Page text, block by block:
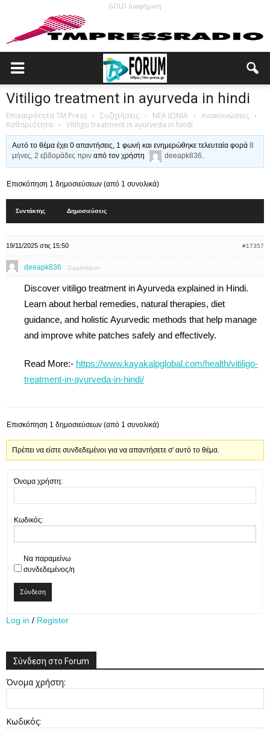
GOLD Διαφήμιση
Vitiligo treatment in ayurveda in hindi
Επικαιρότητα TM Press › Συζητήσεις › ΝΕΑ ΙΩΝΙΑ › Ανακοινώσεις ›
Καθαριότητα › Vitiligo treatment in ayurveda in hindi
Αυτό το θέμα έχει 0 απαντήσεις, 1 φωνή και ενημερώθηκε τελευταία φορά8
μήνες, 2 εβδομάδες πριν από τον χρήστη deeapk836.
Επισκόπηση 1 δημοσιεύσεων (από 1 συνολικά)
Συντάκτης Δημοσιεύσεις
19/11/2025 στις 15:50 #17357
deeapk836 Συμμετέχων
Discover vitiligo treatment in Ayurveda explained in Hindi.
Learn about herbal remedies, natural therapies, diet
guidance, and holistic Ayurvedic methods that help manage
and improve white patches safely and effectively.
Read More:- https://www.kayakalpglobal.com/health/vitiligo-
treatment-in-ayurveda-in-hindi/
Επισκόπηση 1 δημοσιεύσεων (από 1 συνολικά)
Πρέπει να είστε συνδεδεμένοι για να απαντήσετε σ' αυτό το θέμα.
Όνομα χρήστη:
Κωδικός:
Να παραμείνω
συνδεδεμένος/η
Σύνδεση
Log in / Register
Σύνδεση στο Forum
Όνομα χρήστη:
Κωδικός: